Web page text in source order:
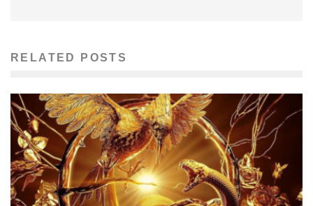
RELATED POSTS